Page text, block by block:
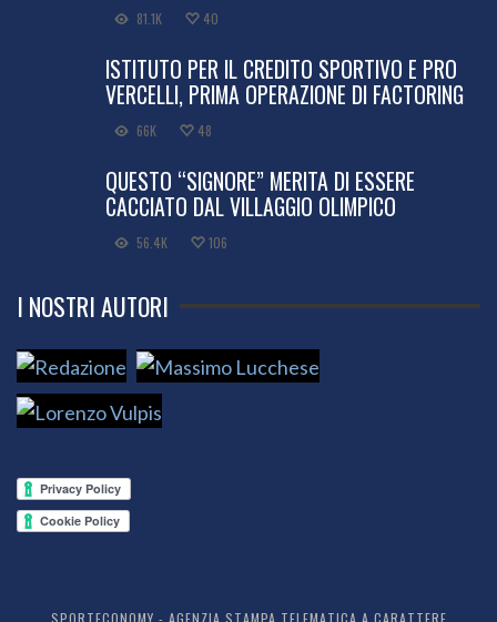
81.1K 40
ISTITUTO PER IL CREDITO SPORTIVO E PRO
VERCELLI, PRIMA OPERAZIONE DI FACTORING
66K 48
QUESTO “SIGNORE” MERITA DI ESSERE
CACCIATO DAL VILLAGGIO OLIMPICO
56.4K 106
I NOSTRI AUTORI
SPORTECONOMY - AGENZIA STAMPA TELEMATICA A CARATTERE